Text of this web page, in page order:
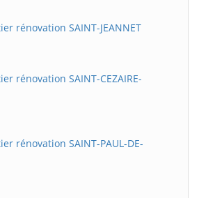
rénovation SAINT-JEANNET
rénovation SAINT-CEZAIRE-
rénovation SAINT-PAUL-DE-